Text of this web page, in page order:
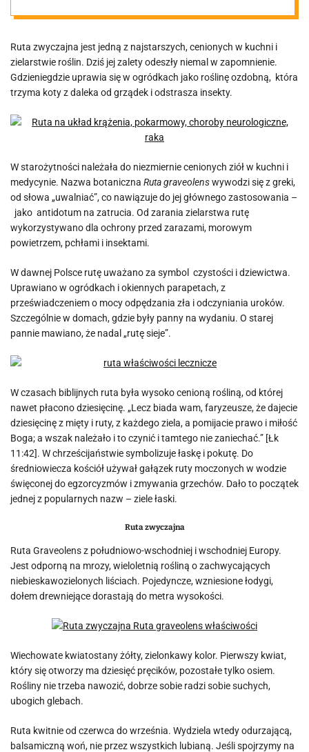
zielarstwie
ziele
Ruta zwyczajna jest jedną z najstarszych, cenionych w kuchni i
zielarstwie roślin. Dziś jej zalety odeszły niemal w zapomnienie.
Gdzieniegdzie uprawia się w ogródkach jako roślinę ozdobną, która
trzyma koty z daleka od grządek i odstrasza insekty.
W starożytności należała do niezmiernie cenionych ziół w kuchni i
medycynie. Nazwa botaniczna Ruta graveolenswywodzi się z greki,
od słowa „uwalniać”, co nawiązuje do jej głównego zastosowania –
jako antidotum na zatrucia. Od zarania zielarstwa rutę
wykorzystywano dla ochrony przed zarazami, morowym
powietrzem, pchłami i insektami.
W dawnej Polsce rutę uważano za symbol czystości i dziewictwa.
Uprawiano w ogródkach i okiennych parapetach, z
przeświadczeniem o mocy odpędzania zła i odczyniania uroków.
Szczególnie w domach, gdzie były panny na wydaniu. O starej
pannie mawiano, że nadal „rutę sieje”.
W czasach biblijnych ruta była wysoko cenioną rośliną, od której
nawet płacono dziesięcinę. „Lecz biada wam, faryzeusze, że dajecie
dziesięcinę z mięty i ruty, z każdego ziela, a pomijacie prawo i miłość
Boga; a wszak należało i to czynić i tamtego nie zaniechać.” [Łk
11:42]. W chrześcijaństwie symbolizuje łaskę i pokutę. Do
średniowiecza kościół używał gałązek ruty moczonych w wodzie
święconej do egzorcyzmów i zmywania grzechów. Dało to początek
jednej z popularnych nazw – ziele łaski.
Ruta zwyczajna
Ruta Graveolens z południowo-wschodniej i wschodniej Europy.
Jest odporną na mrozy, wieloletnią rośliną o zachwycających
niebieskawozielonych liściach. Pojedyncze, wzniesione łodygi,
dołem drewniejące dorastają do metra wysokości.
Wiechowate kwiatostany żółty, zielonkawy kolor. Pierwszy kwiat,
który się otworzy ma dziesięć pręcików, pozostałe tylko osiem.
Rośliny nie trzeba nawozić, dobrze sobie radzi sobie suchych,
ubogich glebach.
Ruta kwitnie od czerwca do września. Wydziela wtedy odurzającą,
balsamiczną woń, nie przez wszystkich lubianą. Jeśli spojrzymy na